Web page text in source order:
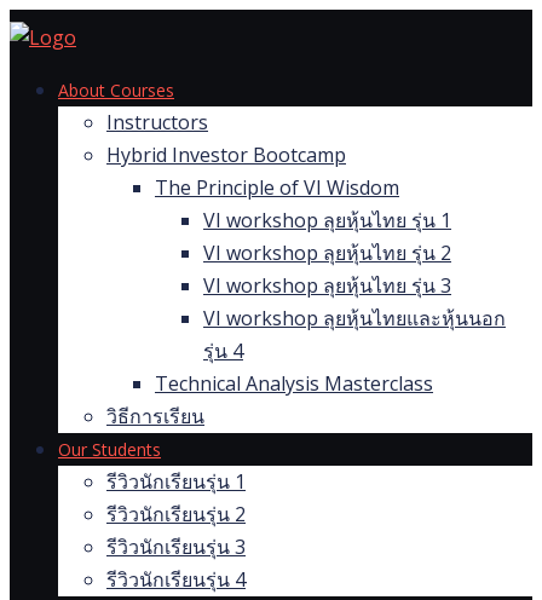
Skip
contentAbout Courses
Instructors
Hybrid Investor Bootcamp
The Principle of VI Wisdom
VI workshop ลุยหุ้นไทย รุ่น 1
VI workshop ลุยหุ้นไทย รุ่น 2
VI workshop ลุยหุ้นไทย รุ่น 3
VI workshop ลุยหุ้นไทยและหุ้นนอก
รุ่น 4
Technical Analysis Masterclass
วิธีการเรียน
Our Students
รีวิวนักเรียนรุ่น 1
รีวิวนักเรียนรุ่น 2
รีวิวนักเรียนรุ่น 3
รีวิวนักเรียนรุ่น 4